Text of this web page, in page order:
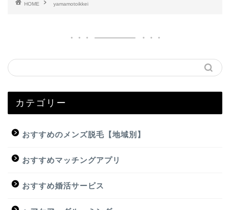
HOME yamamotoikkei
カテゴリー
おすすめのメンズ脱毛【地域別】
おすすめマッチングアプリ
おすすめ婚活サービス